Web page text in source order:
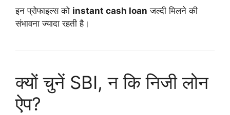
इन प्रोफाइल्स को instant cash loan जल्दी मिलने की
संभावना ज्यादा रहती है।
क्यों चुनें SBI, न कि निजी लोन
ऐप?